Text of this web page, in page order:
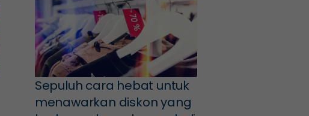
Sepuluh cara hebat untuk
menawarkan diskon yang